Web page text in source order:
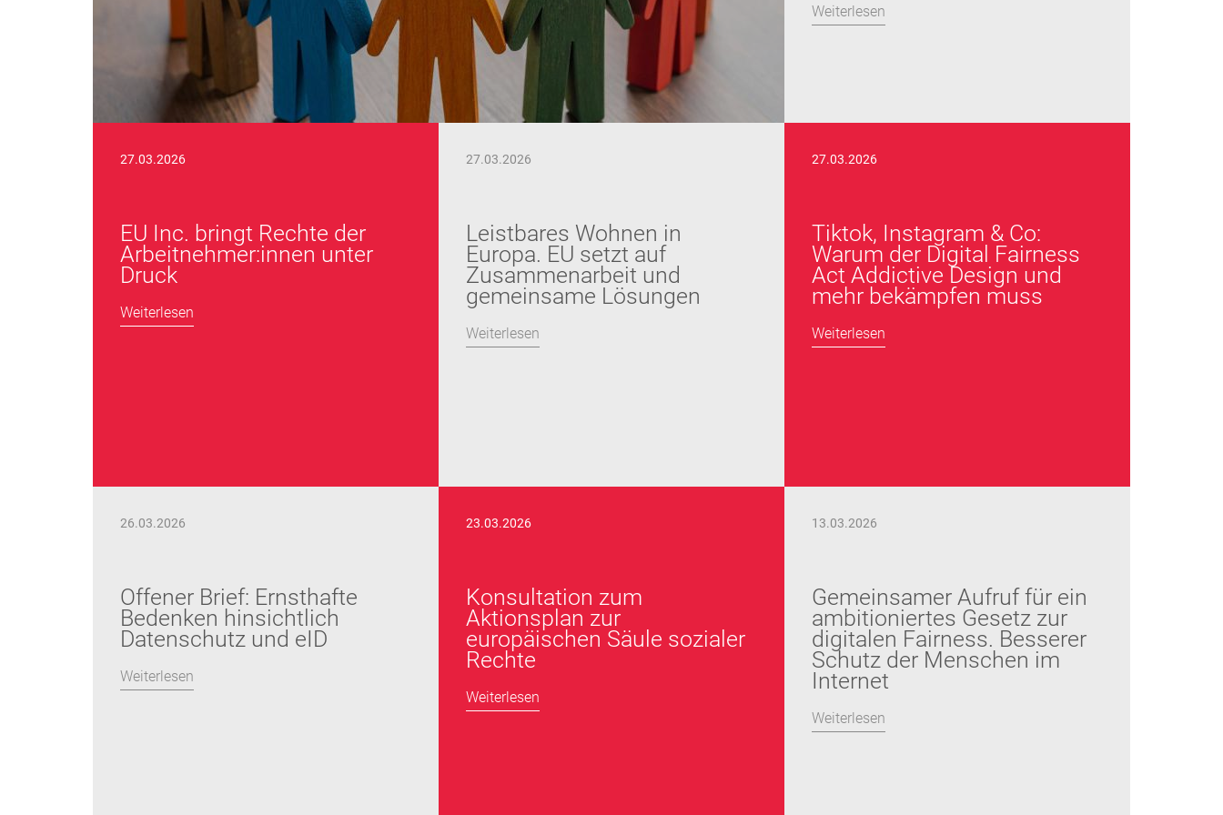
Weiterlesen
27.03.2026
EU Inc. bringt Rechte der
Arbeitnehmer:innen unter
Druck
Weiterlesen
27.03.2026
Leistbares Wohnen in
Europa. EU setzt auf
Zusammenarbeit und
gemeinsame Lösungen
Weiterlesen
27.03.2026
Tiktok, Instagram & Co:
Warum der Digital Fairness
Act Addictive Design und
mehr bekämpfen muss
Weiterlesen
26.03.2026
Offener Brief: Ernsthafte
Bedenken hinsichtlich
Datenschutz und eID
Weiterlesen
23.03.2026
Konsultation zum
Aktionsplan zur
europäischen Säule sozialer
Rechte
Weiterlesen
13.03.2026
Gemeinsamer Aufruf für ein
ambitioniertes Gesetz zur
digitalen Fairness. Besserer
Schutz der Menschen im
Internet
Weiterlesen